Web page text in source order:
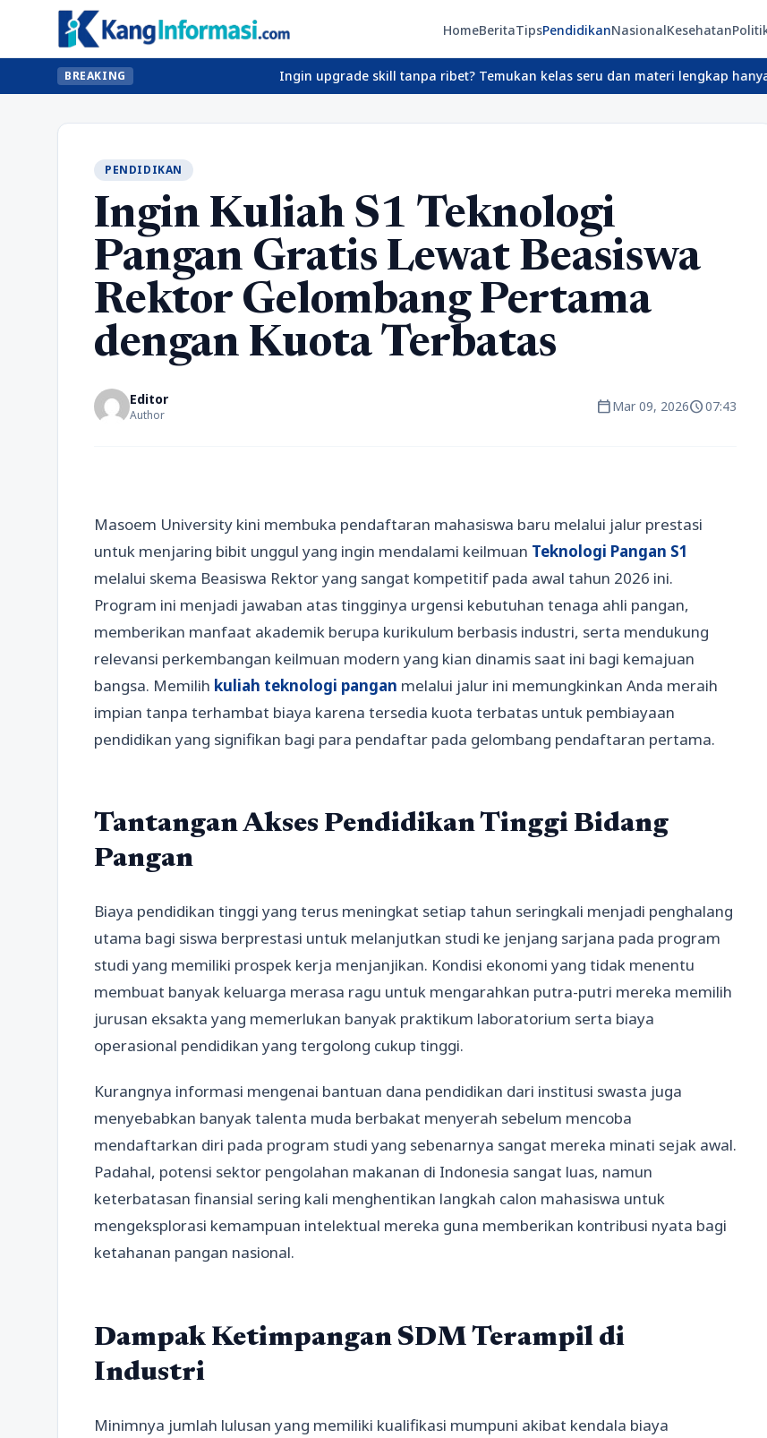
HomeBeritaTipsPendidikanNasionalKesehatan
BREAKING Ingin upgrade skill tanpa ribet? Temukan kelas seru dan materi lengkap hanya di
PENDIDIKAN
Ingin Kuliah S1 Teknologi
Pangan Gratis Lewat Beasiswa
Rektor Gelombang Pertama
dengan Kuota Terbatas
Editor
Author calendar_todayMar 09, 2026schedule07:43
Masoem University kini membuka pendaftaran mahasiswa baru melalui jalur prestasi
untuk menjaring bibit unggul yang ingin mendalami keilmuan Teknologi Pangan S1
melalui skema Beasiswa Rektor yang sangat kompetitif pada awal tahun 2026 ini.
Program ini menjadi jawaban atas tingginya urgensi kebutuhan tenaga ahli pangan,
memberikan manfaat akademik berupa kurikulum berbasis industri, serta mendukung
relevansi perkembangan keilmuan modern yang kian dinamis saat ini bagi kemajuan
bangsa. Memilih kuliah teknologi pangan melalui jalur ini memungkinkan Anda meraih
impian tanpa terhambat biaya karena tersedia kuota terbatas untuk pembiayaan
pendidikan yang signifikan bagi para pendaftar pada gelombang pendaftaran pertama.
Tantangan Akses Pendidikan Tinggi Bidang
Pangan
Biaya pendidikan tinggi yang terus meningkat setiap tahun seringkali menjadi penghalang
utama bagi siswa berprestasi untuk melanjutkan studi ke jenjang sarjana pada program
studi yang memiliki prospek kerja menjanjikan. Kondisi ekonomi yang tidak menentu
membuat banyak keluarga merasa ragu untuk mengarahkan putra-putri mereka memilih
jurusan eksakta yang memerlukan banyak praktikum laboratorium serta biaya
operasional pendidikan yang tergolong cukup tinggi.
Kurangnya informasi mengenai bantuan dana pendidikan dari institusi swasta juga
menyebabkan banyak talenta muda berbakat menyerah sebelum mencoba
mendaftarkan diri pada program studi yang sebenarnya sangat mereka minati sejak awal.
Padahal, potensi sektor pengolahan makanan di Indonesia sangat luas, namun
keterbatasan finansial sering kali menghentikan langkah calon mahasiswa untuk
mengeksplorasi kemampuan intelektual mereka guna memberikan kontribusi nyata bagi
ketahanan pangan nasional.
Dampak Ketimpangan SDM Terampil di
Industri
Minimnya jumlah lulusan yang memiliki kualifikasi mumpuni akibat kendala biaya